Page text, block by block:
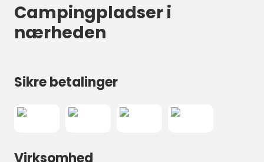
Campingpladser i
nærheden
Sikre betalinger